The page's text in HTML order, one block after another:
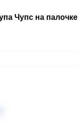
Чупс на палочке